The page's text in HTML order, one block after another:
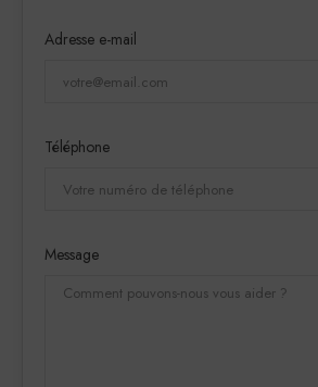
Adresse e-mail
Téléphone
Message